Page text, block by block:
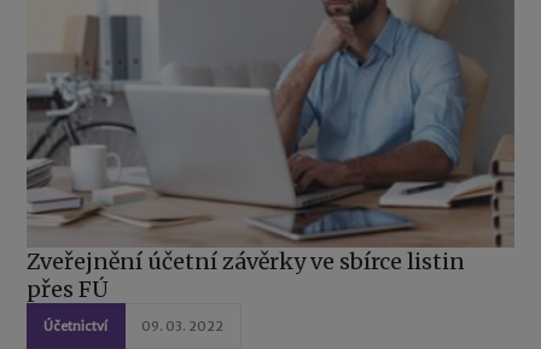
Zveřejnění účetní závěrky ve sbírce listin
přes FÚ
Účetnictví 09. 03. 2022